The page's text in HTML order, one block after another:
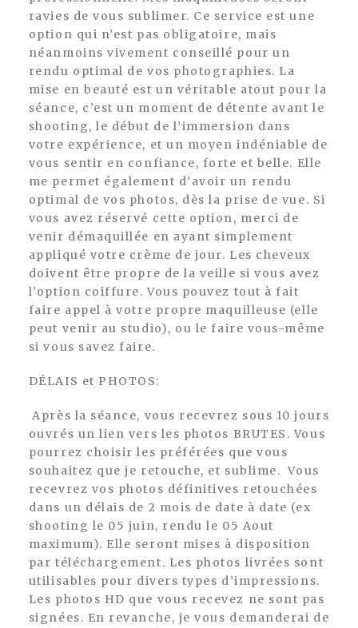
ravies de vous sublimer. Ce service est une
option qui n’est pas obligatoire, mais
néanmoins vivement conseillé pour un
rendu optimal de vos photographies. La
mise en beauté est un véritable atout pour la
séance, c’est un moment de détente avant le
shooting, le début de l’immersion dans
votre expérience, et un moyen indéniable de
vous sentir en confiance, forte et belle. Elle
me permet également d’avoir un rendu
optimal de vos photos, dès la prise de vue. Si
vous avez réservé cette option, merci de
venir démaquillée en ayant simplement
appliqué votre crème de jour. Les cheveux
doivent être propre de la veille si vous avez
l’option coiffure. Vous pouvez tout à fait
faire appel à votre propre maquilleuse (elle
peut venir au studio), ou le faire vous-même
si vous savez faire.
DÉLAIS et PHOTOS:
Après la séance, vous recevrez sous 10 jours
ouvrés un lien vers les photos BRUTES. Vous
pourrez choisir les préférées que vous
souhaitez que je retouche, et sublime. Vous
recevrez vos photos définitives retouchées
dans un délais de 2 mois de date à date (ex
shooting le 05 juin, rendu le 05 Aout
maximum). Elle seront mises à disposition
par téléchargement. Les photos livrées sont
utilisables pour divers types d’impressions.
Les photos HD que vous recevez ne sont pas
signées. En revanche, je vous demanderai de